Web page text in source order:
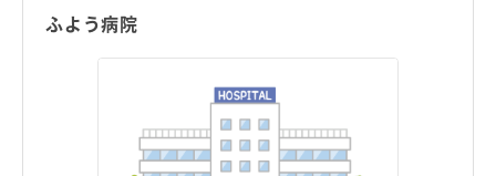
ふよう病院